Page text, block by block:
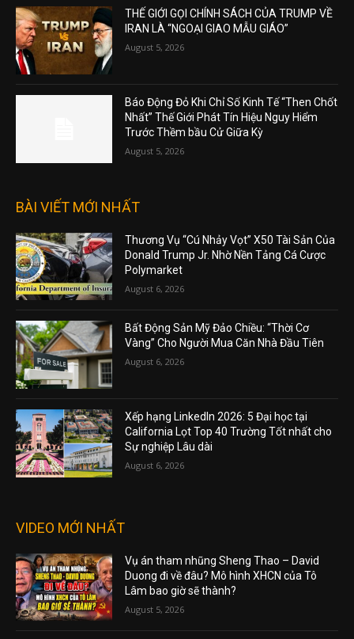
THẾ GIỚI GỌI CHÍNH SÁCH CỦA TRUMP VỀ
IRAN LÀ “NGOẠI GIAO MẪU GIÁO”
August 5, 2026
Báo Động Đỏ Khi Chỉ Số Kinh Tế “Then Chốt
Nhất” Thế Giới Phát Tín Hiệu Nguy Hiểm
Trước Thềm bầu Cử Giữa Kỳ
August 5, 2026
BÀI VIẾT MỚI NHẤT
Thương Vụ “Cú Nhảy Vọt” X50 Tài Sản Của
Donald Trump Jr. Nhờ Nền Tảng Cá Cược
Polymarket
August 6, 2026
Bất Động Sản Mỹ Đảo Chiều: “Thời Cơ
Vàng” Cho Người Mua Căn Nhà Đầu Tiên
August 6, 2026
Xếp hạng LinkedIn 2026: 5 Đại học tại
California Lọt Top 40 Trường Tốt nhất cho
Sự nghiệp Lâu dài
August 6, 2026
VIDEO MỚI NHẤT
Vụ án tham nhũng Sheng Thao – David
Duong đi về đâu? Mô hình XHCN của Tô
Lâm bao giờ sẽ thành?
August 5, 2026